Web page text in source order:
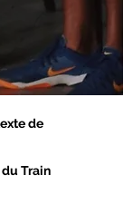
de
Train